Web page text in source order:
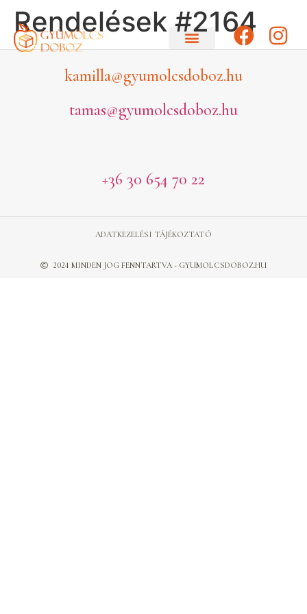
Rendelések #2164
kamilla@gyumolcsdoboz.hu
tamas@gyumolcsdoboz.hu
+36 30 654 70 22
2024 MINDEN JOG FENNTARTVA - GYUMOLCSDOBOZ.HU
ADATKEZELÉSI TÁJÉKOZTATÓ